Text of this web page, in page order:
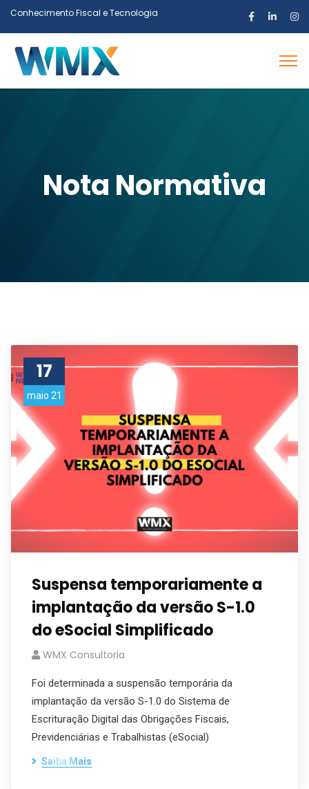
Conhecimento Fiscal e Tecnologia
Nota Normativa
17
maio 21
Suspensa temporariamente a
implantação da versão S-1.0
do eSocial Simplificado
WMX Consultoria
Foi determinada a suspensão temporária da
implantação da versão S-1.0 do Sistema de
Escrituração Digital das Obrigações Fiscais,
Previdenciárias e Trabalhistas (eSocial)
Saiba Mais